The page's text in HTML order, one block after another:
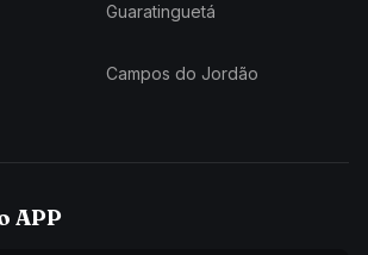
Guaratinguetá
Campos do Jordão
APP